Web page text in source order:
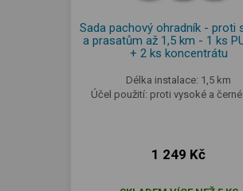
Sada pachový ohradník - proti
a prasatům až 1,5 km - 1 ks
+ 2 ks koncentrátu
Délka instalace: 1,5 km
Účel použití: proti vysoké a
1 249 Kč